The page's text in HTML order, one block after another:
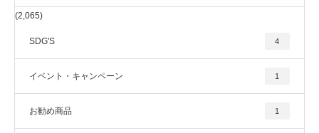
(2,065)
SDG'S 4
イベント・キャンペーン 1
お勧め商品 1